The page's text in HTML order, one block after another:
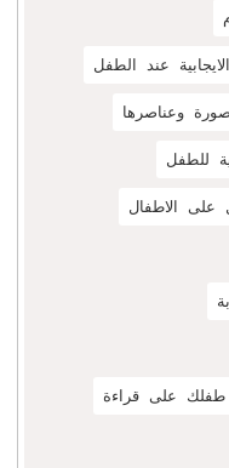
عند الطفل
وعناصرها
للطفل
على الاطفال
على قراءة